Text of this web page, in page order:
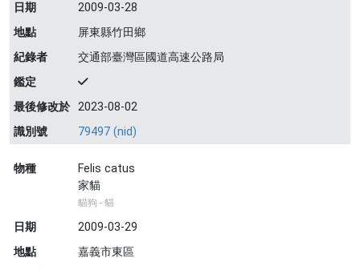
日期
2009-03-28
地點
屏東縣竹田鄉
紀錄者
交通部臺灣區國道高速公路局
鑑定
最後修改於 2023-08-02
識別號
79497 (nid)
物種
Felis catus
家貓
貓狗 - 貓
日期
2009-03-29
地點
嘉義市東區